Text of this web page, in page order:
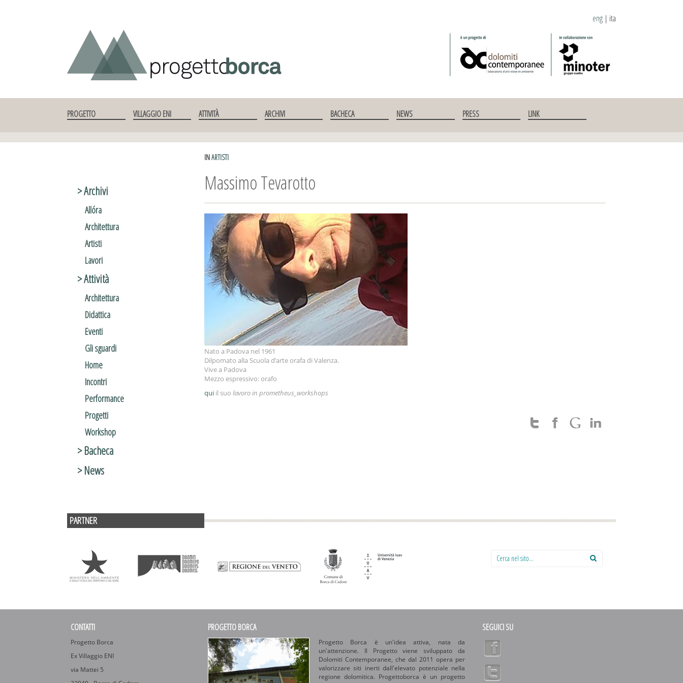
eng | ita
PROGETTO VILLAGGIO ENI ATTIVITÀ ARCHIVI BACHECA NEWS PRESS LINK
INARTISTI
Massimo Tevarotto
Nato a Padova nel 1961
Dilpomato alla Scuola d’arte orafa di Valenza.
Vive a Padova
Mezzo espressivo: orafo
qui il suo lavoro in prometheus_workshops
> Archivi
Allóra
Architettura
Artisti
Lavori
> Attività
Architettura
Didattica
Eventi
Gli sguardi
Home
Incontri
Performance
Progetti
Workshop
> Bacheca
> News
PARTNER
Cerca nel sito:
CONTATTI
Progetto Borca
Ex Villaggio ENI
via Mattei 5
PROGETTO BORCA
Progetto Borca è un'idea attiva, nata da
un'attenzione. Il Progetto viene sviluppato da
Dolomiti Contemporanee, che dal 2011 opera per
valorizzare siti inerti dall'elevato potenziale nella
regione dolomitica. Progettoborca è un progetto
SEGUICI SU